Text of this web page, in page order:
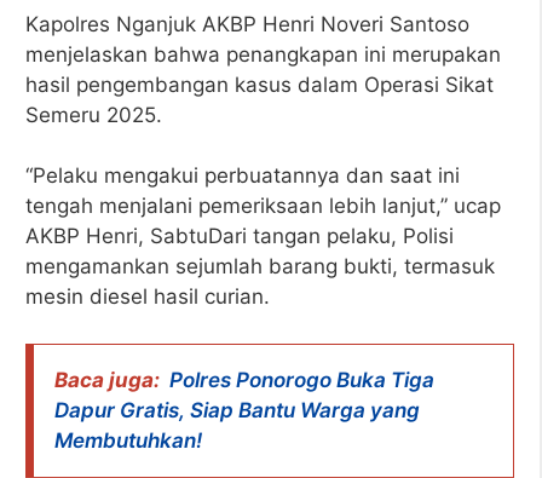
Kapolres Nganjuk AKBP Henri Noveri Santoso
menjelaskan bahwa penangkapan ini merupakan
hasil pengembangan kasus dalam Operasi Sikat
Semeru 2025.
“Pelaku mengakui perbuatannya dan saat ini
tengah menjalani pemeriksaan lebih lanjut,” ucap
AKBP Henri, SabtuDari tangan pelaku, Polisi
mengamankan sejumlah barang bukti, termasuk
mesin diesel hasil curian.
Baca juga: Polres Ponorogo Buka Tiga
Dapur Gratis, Siap Bantu Warga yang
Membutuhkan!